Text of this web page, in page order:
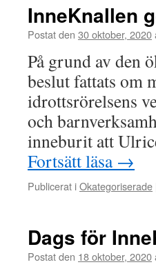
InneKnallen
Postat den 30 oktober, 2020
På grund av den
beslut fattats om
idrottsrörelsens
och
inneburit att
Fortsätt läsa →
Publicerat iOkategoriserade
Dags för
Postat den 18 oktober, 2020